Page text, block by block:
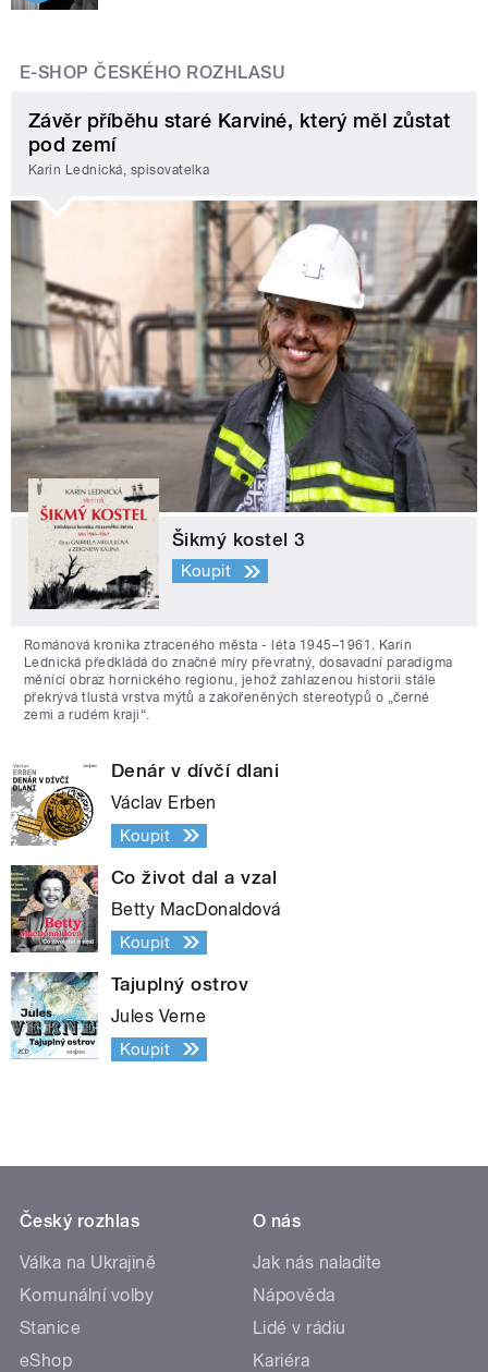
E-SHOP ČESKÉHO ROZHLASU
Závěr příběhu staré Karviné, který měl zůstat
pod zemí
Karin Lednická, spisovatelka
Šikmý kostel 3
Koupit
Románová kronika ztraceného města - léta 1945–1961. Karin
Lednická předkládá do značné míry převratný, dosavadní paradigma
měnící obraz hornického regionu, jehož zahlazenou historii stále
překrývá tlustá vrstva mýtů a zakořeněných stereotypů o „černé
zemi a rudém kraji“.
Denár v dívčí dlani
Václav Erben
Koupit
Co život dal a vzal
Betty MacDonaldová
Koupit
Tajuplný ostrov
Jules Verne
Koupit
Český rozhlas
Válka na Ukrajině
Komunální volby
Stanice
eShop
O nás
Jak nás naladíte
Nápověda
Lidé v rádiu
Kariéra